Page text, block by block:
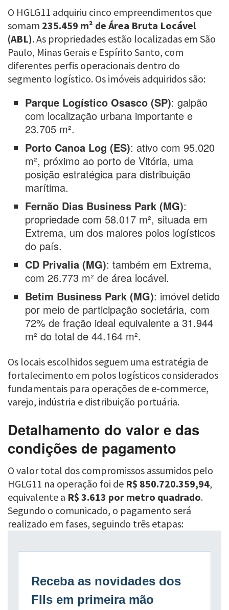
O HGLG11 adquiriu cinco empreendimentos que
somam 235.459 m² de Área Bruta Locável
(ABL). As propriedades estão localizadas em São
Paulo, Minas Gerais e Espírito Santo, com
diferentes perfis operacionais dentro do
segmento logístico. Os imóveis adquiridos são:
Parque Logístico Osasco (SP): galpão
com localização urbana importante e
23.705 m².
Porto Canoa Log (ES): ativo com 95.020
m², próximo ao porto de Vitória, uma
posição estratégica para distribuição
marítima.
Fernão Dias Business Park (MG):
propriedade com 58.017 m², situada em
Extrema, um dos maiores polos logísticos
do país.
CD Privalia (MG): também em Extrema,
com 26.773 m² de área locável.
Betim Business Park (MG): imóvel detido
por meio de participação societária, com
72% de fração ideal equivalente a 31.944
m² do total de 44.164 m².
Os locais escolhidos seguem uma estratégia de
fortalecimento em polos logísticos considerados
fundamentais para operações de e-commerce,
varejo, indústria e distribuição portuária.
Detalhamento do valor e das
condições de pagamento
O valor total dos compromissos assumidos pelo
HGLG11 na operação foi de R$ 850.720.359,94,
equivalente a R$ 3.613 por metro quadrado.
Segundo o comunicado, o pagamento será
realizado em fases, seguindo três etapas: